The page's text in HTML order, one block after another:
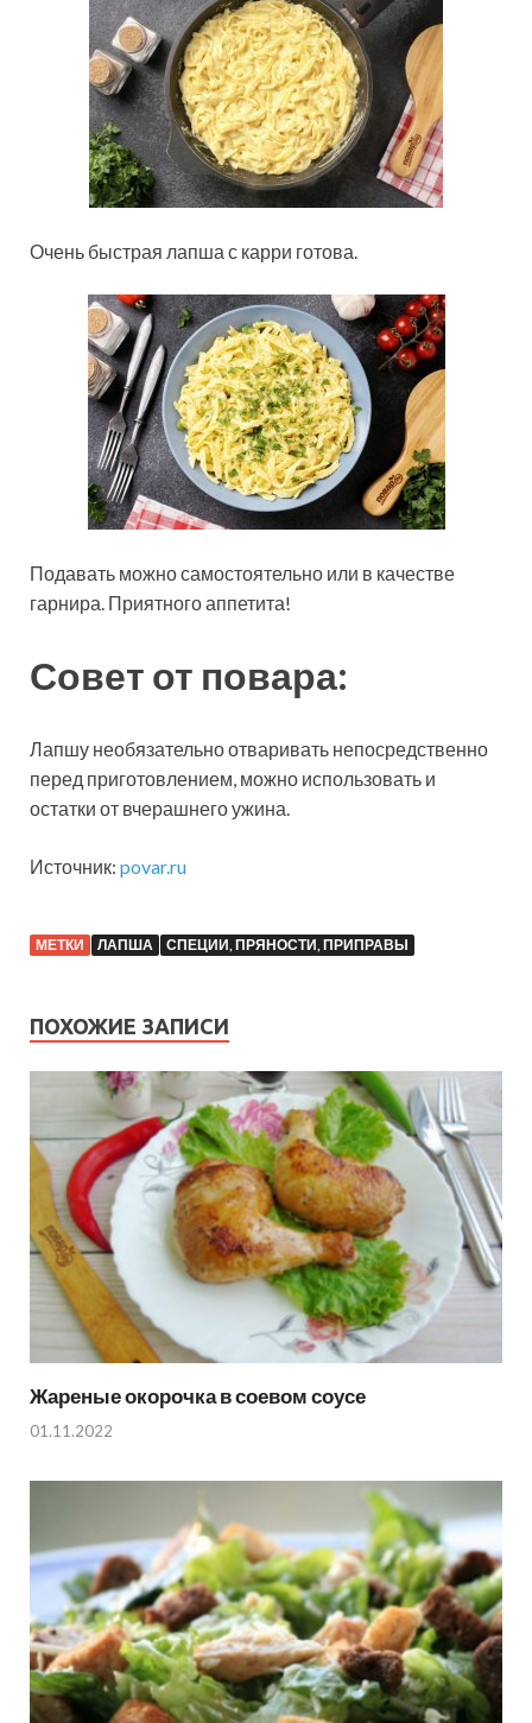
Очень быстрая лапша с карри готова.
Подавать можно самостоятельно или в качестве
гарнира. Приятного аппетита!
Совет от повара:
Лапшу необязательно отваривать непосредственно
перед приготовлением, можно использовать и
остатки от вчерашнего ужина.
Источник: povar.ru
МЕТКИ ЛАПША СПЕЦИИ, ПРЯНОСТИ, ПРИПРАВЫ
ПОХОЖИЕ ЗАПИСИ
Жареные окорочка в соевом соусе
01.11.2022